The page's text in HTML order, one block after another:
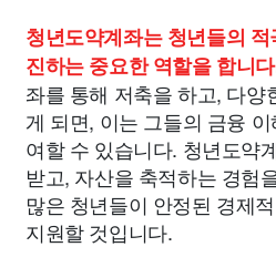
청년도약계좌는 청년들의
진하는 중요한 역할을 합니
좌를 통해 저축을 하고, 다양
게 되면, 이는 그들의 금융
여할 수 있습니다. 청년도약
받고, 자산을 축적하는 경험
많은 청년들이 안정된 경제
지원할 것입니다.